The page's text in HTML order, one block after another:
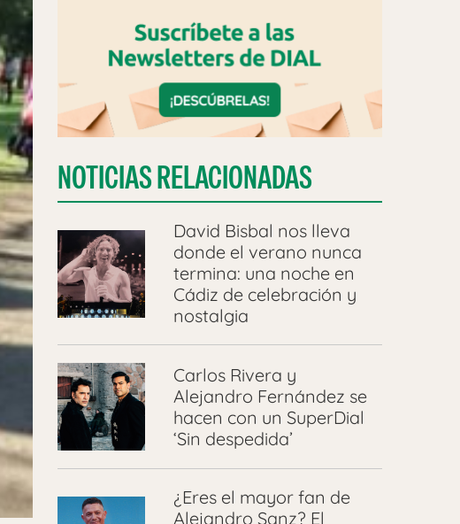
NOTICIAS RELACIONADAS
David Bisbal nos lleva
donde el verano nunca
termina: una noche en
Cádiz de celebración y
nostalgia
Carlos Rivera y
Alejandro Fernández se
hacen con un SuperDial
‘Sin despedida’
¿Eres el mayor fan de
Alejandro Sanz? El